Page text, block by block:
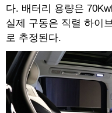
다. 배터리 용량은
실제 구동은 직렬 하이
로 추정된다.